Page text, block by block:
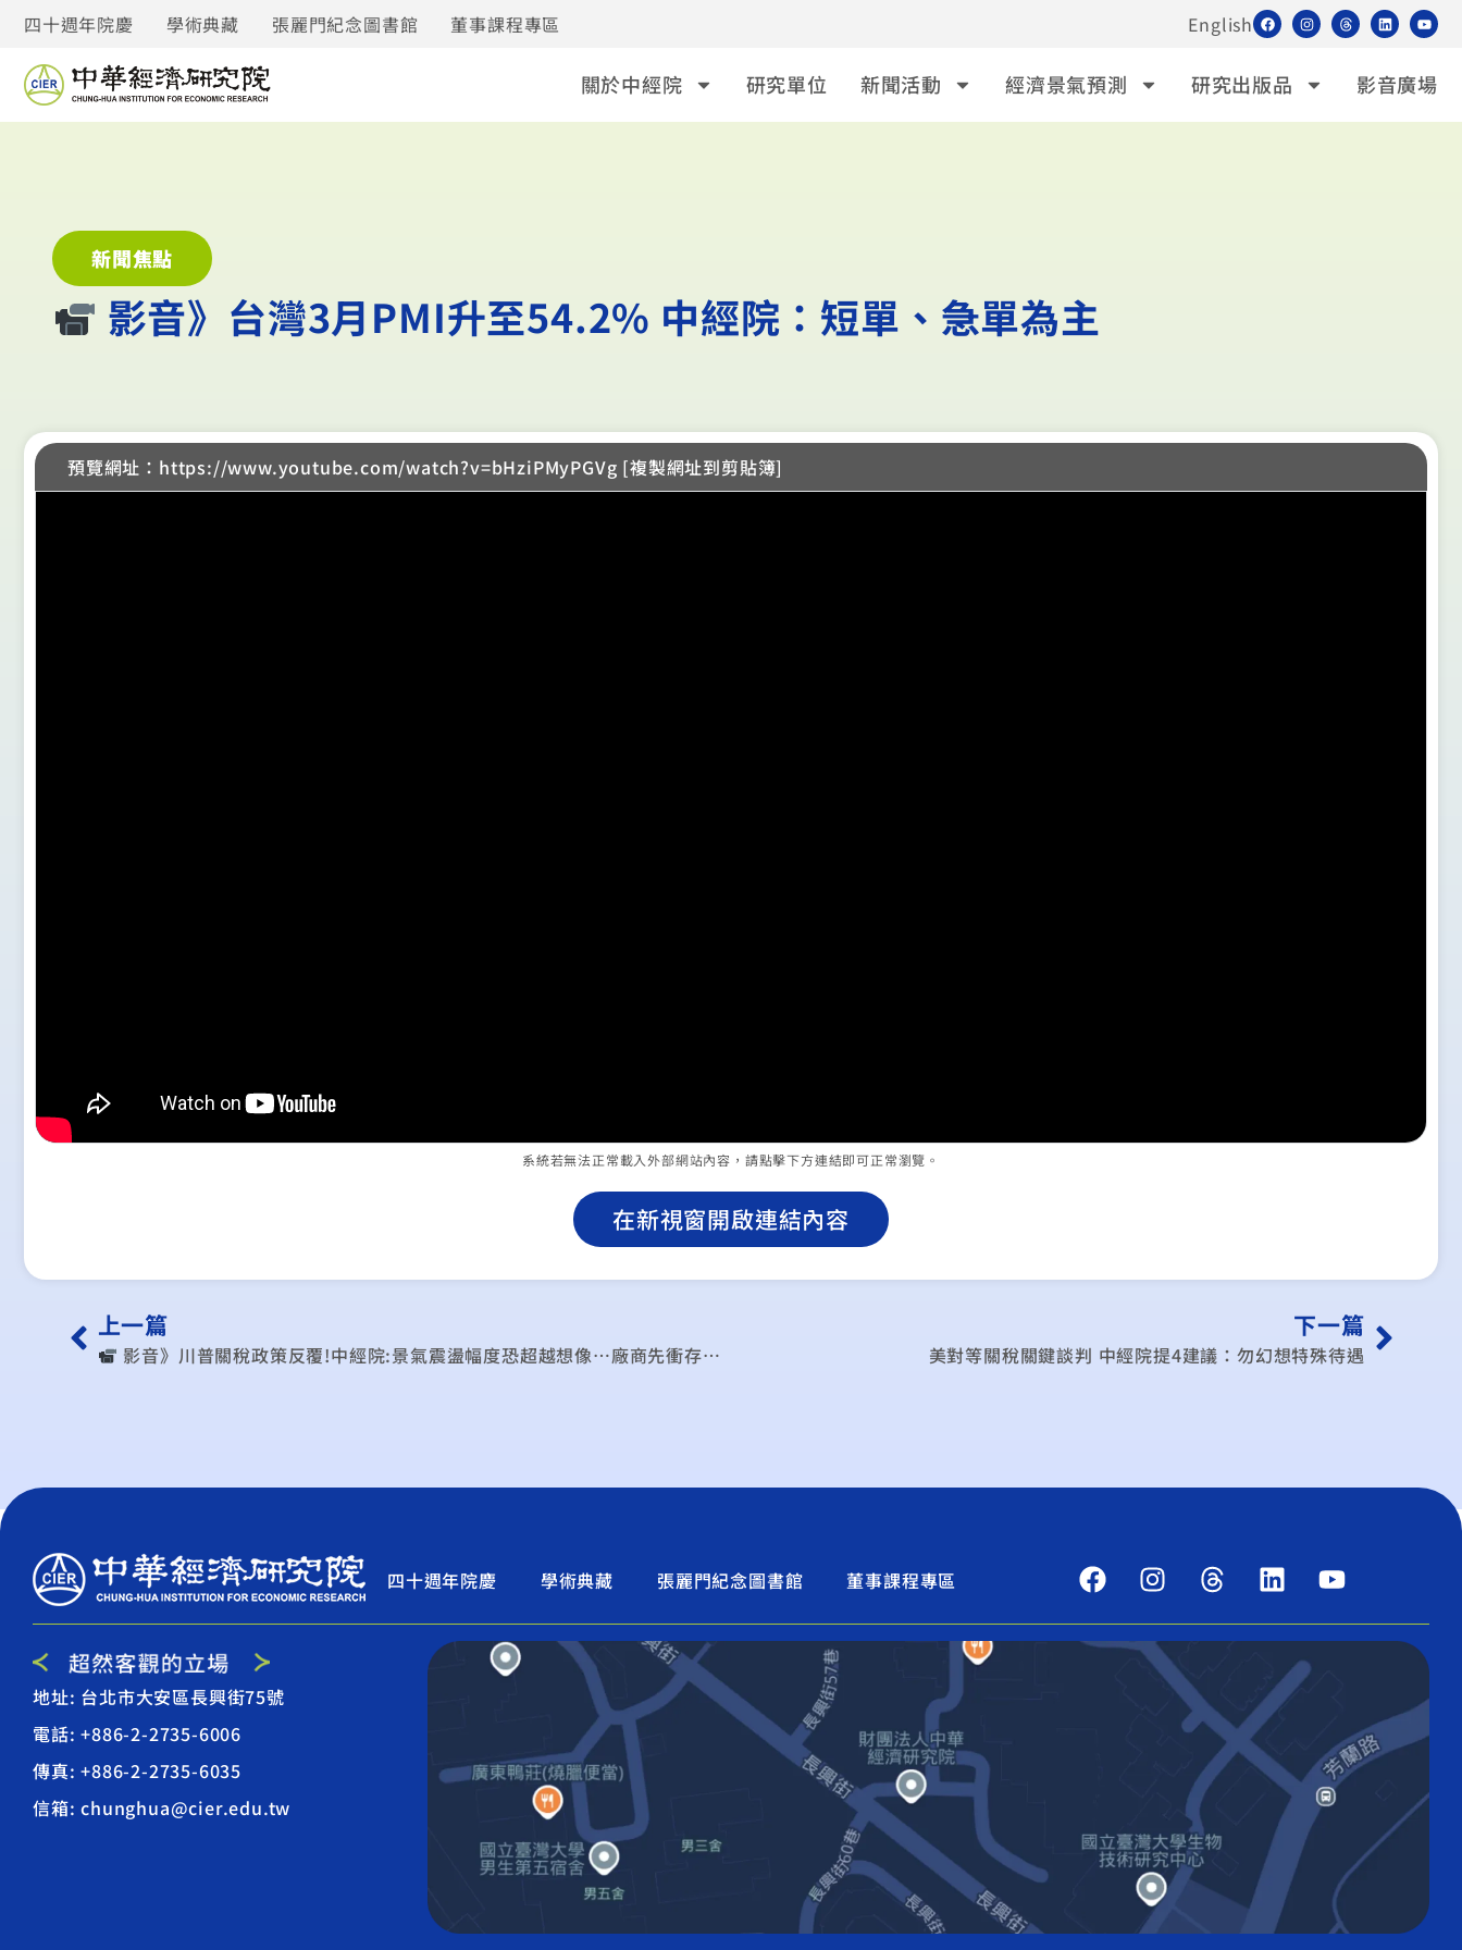
四十週年院慶 學術典藏 張麗門紀念圖書館 董事課程專區 English
關於中經院 研究單位 新聞活動 經濟景氣預測 研究出版品 影音廣場
新聞焦點
︎ 影音》台灣3月PMI升至54.2% 中經院：短單、急單為主
預覽網址：https://www.youtube.com/watch?v=bHziPMyPGVg [複製網址到剪貼簿]
系統若無法正常載入外部網站內容，請點擊下方連結即可正常瀏覽。
在新視窗開啟連結內容
上一篇
︎ 影音》川普關稅政策反覆!中經院:景氣震盪幅度恐超越想像…廠商先衝存貨 台3月製造業PMI續擴張
下一篇
美對等關稅關鍵談判 中經院提4建議：勿幻想特殊待遇
四十週年院慶 學術典藏 張麗門紀念圖書館 董事課程專區
地址: 台北市大安區長興街75號
電話: +886-2-2735-6006
傳真: +886-2-2735-6035
信箱: chunghua@cier.edu.tw